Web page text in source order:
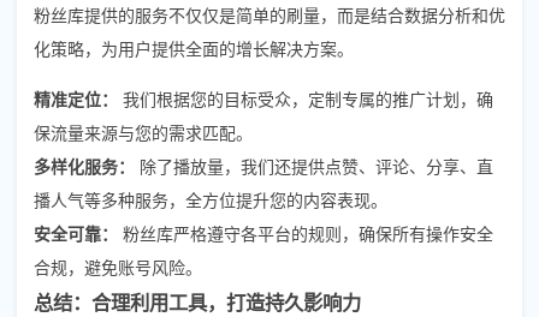
粉丝库提供的服务不仅仅是简单的刷量，而是结合数据分析和优
化策略，为用户提供全面的增长解决方案。
精准定位：
我们根据您的目标受众，定制专属的推广计划，确
保流量来源与您的需求匹配。
多样化服务：
除了播放量，我们还提供点赞、评论、分享、直
播人气等多种服务，全方位提升您的内容表现。
安全可靠：
粉丝库严格遵守各平台的规则，确保所有操作安全
合规，避免账号风险。
总结：合理利用工具，打造持久影响力